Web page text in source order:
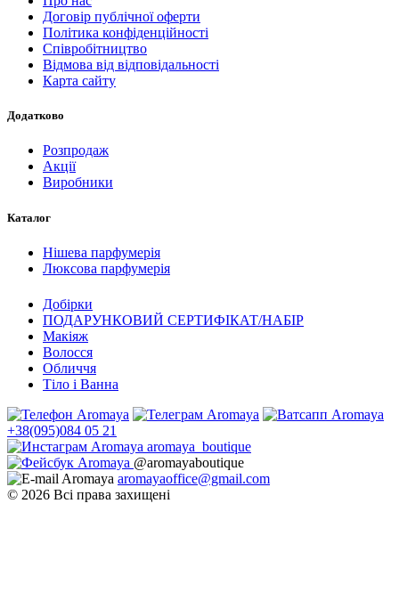
Договір публічної оферти
Політика конфіденційності
Співробітництво
Відмова від відповідальності
Карта сайту
Додатково
Розпродаж
Акції
Виробники
Каталог
Нішева парфумерія
Люксова парфумерія
Добірки
ПОДАРУНКОВИЙ СЕРТИФІКАТ/НАБІР
Макіяж
Волосся
Обличчя
Тіло і Ванна
+38(095)084 05 21
aromaya_boutique
@aromayaboutique
aromayaoffice@gmail.com
© 2026 Всі права захищені